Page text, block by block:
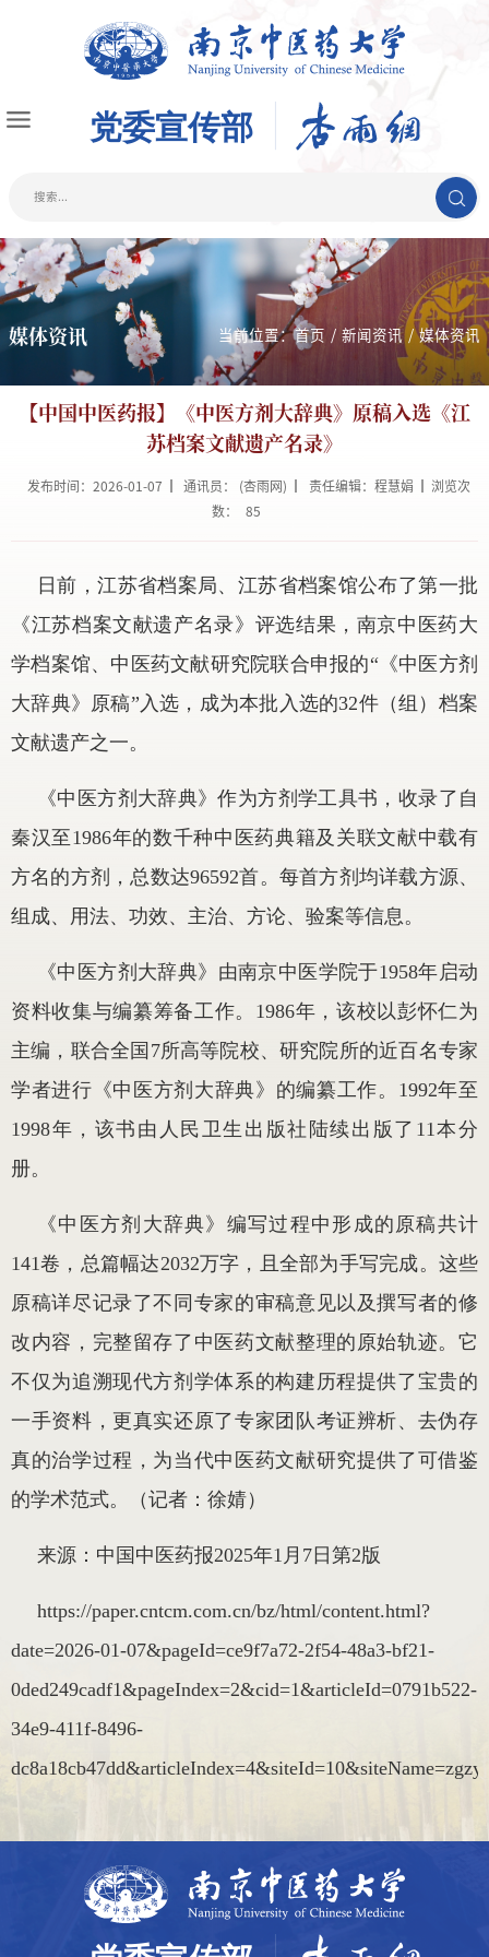
当前位置：首页 / 新闻资讯 / 媒体资讯
媒体资讯
【中国中医药报】《中医方剂大辞典》原稿入选《江
苏档案文献遗产名录》
发布时间：2026-01-07 通讯员： (杏雨网) 责任编辑：程慧娟
浏览次
数：
85
日前，江苏省档案局、江苏省档案馆公布了第一批
《江苏档案文献遗产名录》评选结果，南京中医药大
学档案馆、中医药文献研究院联合申报的“《中医方剂
大辞典》原稿”入选，成为本批入选的32件（组）档案
文献遗产之一。
《中医方剂大辞典》作为方剂学工具书，收录了自
秦汉至1986年的数千种中医药典籍及关联文献中载有
方名的方剂，总数达96592首。每首方剂均详载方源、
组成、用法、功效、主治、方论、验案等信息。
《中医方剂大辞典》由南京中医学院于1958年启动
资料收集与编纂筹备工作。 1986年，该校以彭怀仁为
主编，联合全国 7所高等院校、研究院所的近百名专家
学者进行《中医方剂大辞典》的编纂工作。 1992年至
1998年，该书由人民卫生出版社陆续出版了 11本分
册。
《中医方剂大辞典》编写过程中形成的原稿共计
141卷，总篇幅达2032万字，且全部为手写完成。这些
原稿详尽记录了不同专家的审稿意见以及撰写者的修
改内容，完整留存了中医药文献整理的原始轨迹。它
不仅为追溯现代方剂学体系的构建历程提供了宝贵的
一手资料，更真实还原了专家团队考证辨析、去伪存
真的治学过程，为当代中医药文献研究提供了可借鉴
的学术范式。（记者 ： 徐婧）
来源：中国中医药报2025年1 月 7 日第2版
https://paper.cntcm.com.cn/bz/html/content.html?
date=2026-01-07&pageId=ce9f7a72-2f54-48a3-bf21-
0ded249cadf1&pageIndex=2&cid=1&articleId=0791b522-
34e9-411f-8496-